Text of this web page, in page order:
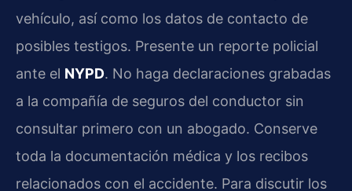
vehículo, así como los datos de contacto de
posibles testigos. Presente un reporte policial
ante el NYPD. No haga declaraciones grabadas
a la compañía de seguros del conductor sin
consultar primero con un abogado. Conserve
toda la documentación médica y los recibos
relacionados con el accidente. Para discutir los